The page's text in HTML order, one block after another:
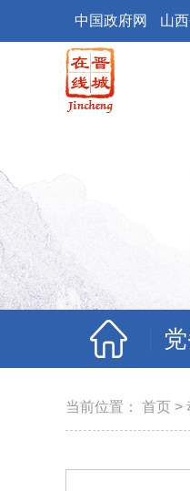
中国政府网 山
当前位置： 首页 >